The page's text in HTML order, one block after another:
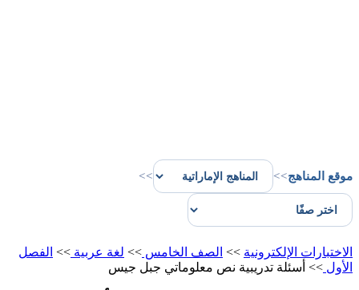
موقع المناهج>>
>>
الاختبارات الإلكترونية >> الصف الخامس >> لغة عربية >> الفصل
الأول >> أسئلة تدريبية نص معلوماتي جبل جيس